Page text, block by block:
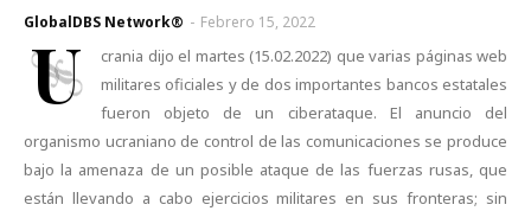
GlobalDBS Network® - Febrero 15, 2022
U
crania dijo el martes (15.02.2022) que varias páginas web
militares oficiales y de dos importantes bancos estatales
fueron objeto de un ciberataque. El anuncio del
organismo ucraniano de control de las comunicaciones se produce
bajo la amenaza de un posible ataque de las fuerzas rusas, que
están llevando a cabo ejercicios militares en sus fronteras; sin